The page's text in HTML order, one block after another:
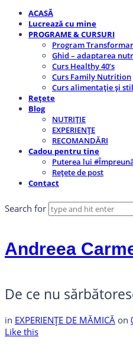
ACASĂ
Lucrează cu mine
PROGRAME & CURSURI
Program
Ghid – adaptarea
Curs Healthy 40’s
Curs Family Nutrition
Curs alimentație și
Rețete
Blog
NUTRIȚIE
EXPERIENȚE
RECOMANDĂRI
Cadou pentru tine
Puterea lui
Rețete de post
Contact
Search for
Andreea
De ce nu
in EXPERIENȚE DE MĂMICĂ on
Like this